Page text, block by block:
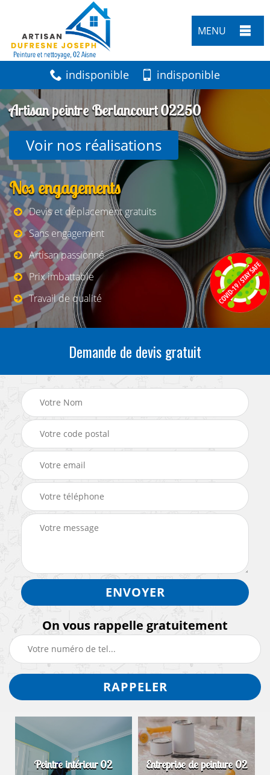
MENU
indisponible indisponible
Artisan peintre Berlancourt 02250
Voir nos réalisations
Nos engagements
Devis et déplacement gratuits
Sans engagement
Artisan passionné
Prix imbattable
Travail de qualité
Demande de devis gratuit
On vous rappelle gratuitement
Peintre intérieur 02 Entreprise de peinture 02